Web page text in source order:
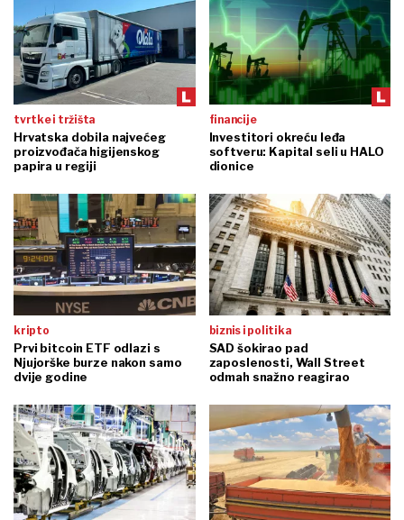
tvrtke i tržišta
Hrvatska dobila najvećeg
proizvođača higijenskog
papira u regiji
financije
Investitori okreću leđa
softveru: Kapital seli u HALO
dionice
kripto
Prvi bitcoin ETF odlazi s
Njujorške burze nakon samo
dvije godine
biznis i politika
SAD šokirao pad
zaposlenosti, Wall Street
odmah snažno reagirao